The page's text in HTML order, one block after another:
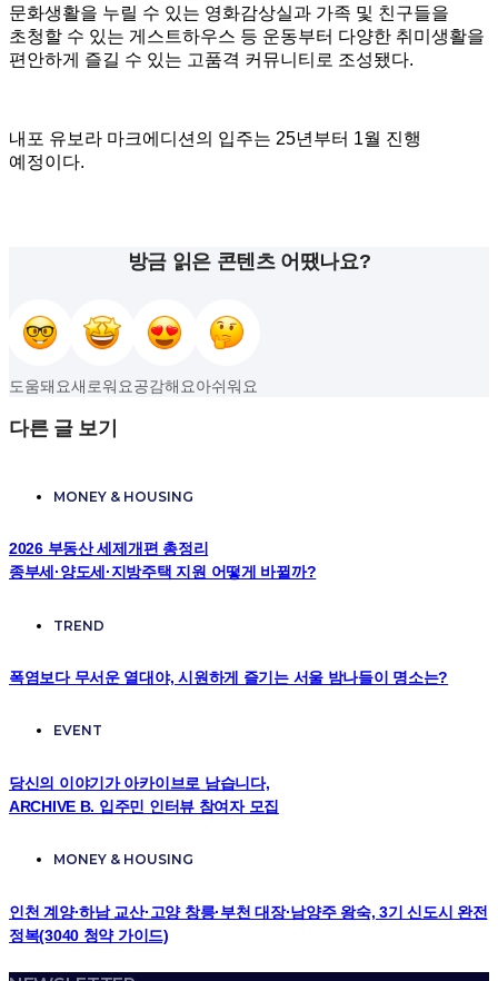
문화생활을 누릴 수 있는 영화감상실과 가족 및 친구들을
초청할 수 있는 게스트하우스 등 운동부터 다양한 취미생활을
편안하게 즐길 수 있는 고품격 커뮤니티로 조성됐다.
내포 유보라 마크에디션의 입주는 25년부터 1월 진행
예정이다.
방금 읽은 콘텐츠 어땠나요?
도움돼요새로워요공감해요아쉬워요
다른 글 보기
MONEY & HOUSING
2026 부동산 세제개편 총정리
종부세·양도세·지방주택 지원 어떻게 바뀔까?
TREND
폭염보다 무서운 열대야, 시원하게 즐기는 서울 밤나들이 명소는?
EVENT
당신의 이야기가 아카이브로 남습니다,
ARCHIVE B. 입주민 인터뷰 참여자 모집
MONEY & HOUSING
인천 계양·하남 교산·고양 창릉·부천 대장·남양주 왕숙, 3기 신도시 완전
정복(3040 청약 가이드)